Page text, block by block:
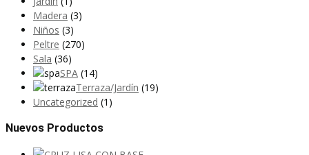
Madera (3)
Niños (3)
Peltre (270)
Sala (36)
SPA (14)
Terraza/Jardín (19)
Uncategorized (1)
Nuevos Productos